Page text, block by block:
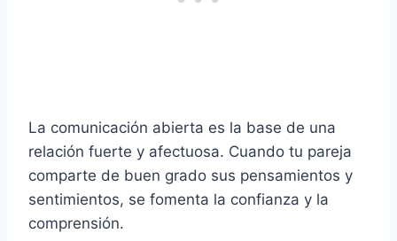
La comunicación abierta es la base de una
relación fuerte y afectuosa. Cuando tu pareja
comparte de buen grado sus pensamientos y
sentimientos, se fomenta la confianza y la
comprensión.